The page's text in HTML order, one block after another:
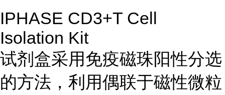
IPHASE CD3+T Cell
Isolation Kit
试剂盒采用免疫磁珠阳性分选
的方法，利用偶联于磁性微粒